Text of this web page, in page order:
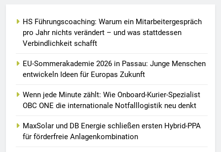
HS Führungscoaching: Warum ein Mitarbeitergespräch
pro Jahr nichts verändert – und was stattdessen
Verbindlichkeit schafft
EU-Sommerakademie 2026 in Passau: Junge Menschen
entwickeln Ideen für Europas Zukunft
Wenn jede Minute zählt: Wie Onboard-Kurier-Spezialist
OBC ONE die internationale Notfalllogistik neu denkt
MaxSolar und DB Energie schließen ersten Hybrid-PPA
für förderfreie Anlagenkombination